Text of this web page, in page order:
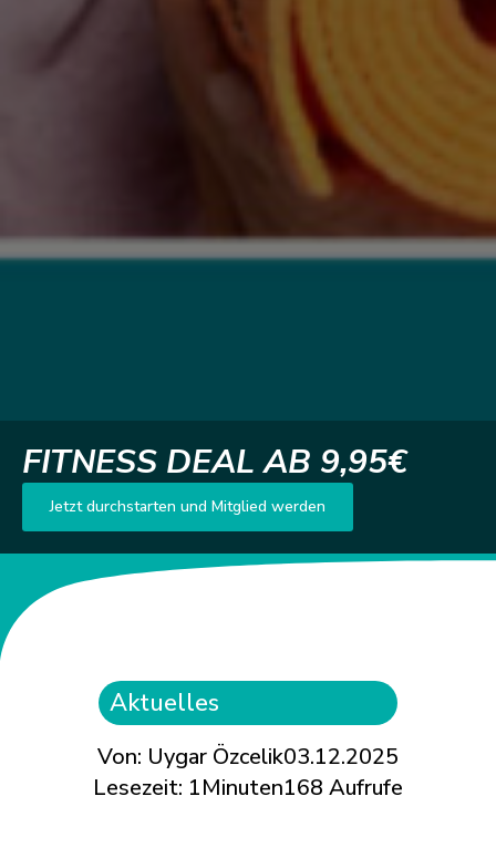
FITNESS DEAL AB 9,95€
Jetzt durchstarten und Mitglied werden
Aktuelles
Von: Uygar Özcelik03.12.2025
Lesezeit: 1Minuten168 Aufrufe